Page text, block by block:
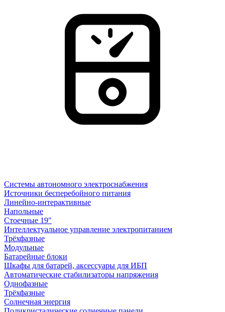
Системы автономного электроснабжения
Источники бесперебойного питания
Линейно-интерактивные
Напольные
Стоечные 19"
Интеллектуальное управление электропитанием
Трёхфазные
Модульные
Батарейные блоки
Шкафы для батарей, аксессуары для ИБП
Автоматические стабилизаторы напряжения
Однофазные
Трёхфазные
Солнечная энергия